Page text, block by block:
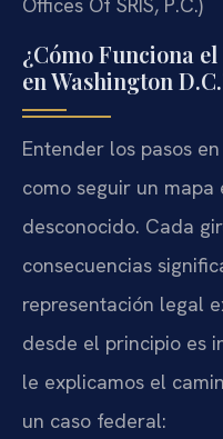
Offices Of SRIS, P.C.)
¿Cómo Funciona
en Washington
Entender los pasos
como seguir un
desconocido. Cada
consecuencias
representación legal
desde el principio es
le explicamos el
un caso federal: